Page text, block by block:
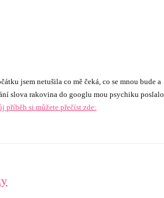
jsem netušila co mě čeká, co se mnou bude a
slova rakovina do googlu mou psychiku poslalo
příběh si můžete přečíst zde: